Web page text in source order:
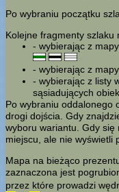
Po wybraniu początku
Kolejne fragmenty szlaku
- wybierając z
- wybierając z
- wybierając z listy
sąsiadujących
Po wybraniu oddalonego
drogi dojścia. Gdy
wyboru wariantu. Gdy
miejscu, ale nie wyświetli
Mapa na bieżąco
zaznaczona jest
przez które prowadzi